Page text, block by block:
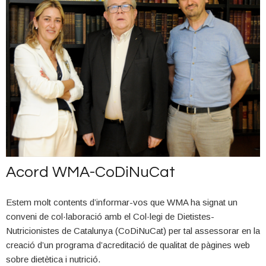
públic a tots els professionals que fan possible la continuïtat del
segell i va reiterar el compromís de WMA amb la qualitat de la
informació en salut a Internet.
Acord WMA-CoDiNuCat
Estem molt contents d’informar-vos que WMA ha signat un
conveni de col·laboració amb el Col·legi de Dietistes-
Nutricionistes de Catalunya (CoDiNuCat) per tal assessorar en la
creació d’un programa d’acreditació de qualitat de pàgines web
sobre dietètica i nutrició.